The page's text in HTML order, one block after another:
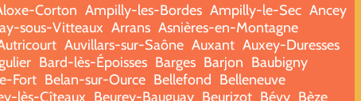
Corton Ampilly-les-Bordes Ampilly-le-Sec Ancey
sous-Vitteaux Arrans Asnières-en-Montagne
Auvillars-sur-Saône Auxant Auxey-Duresses
Bard-lès-Époisses Barges Barjon Baubigny
Fort Belan-sur-Ource Bellefond Belleneuve
lès-Cîteaux Beurey-Bauguay Beurizot Bévy Bèze